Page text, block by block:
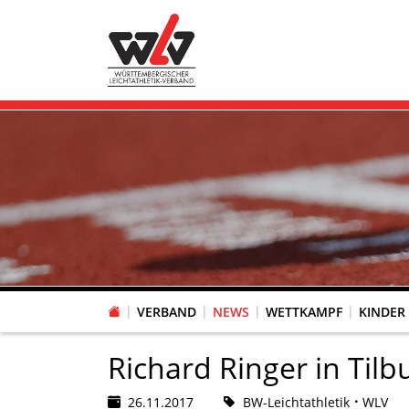
VERBAND NEWS WETTKAMPF
Richard Ringer in
26.11.2017 BW-Leichtathletik WLV